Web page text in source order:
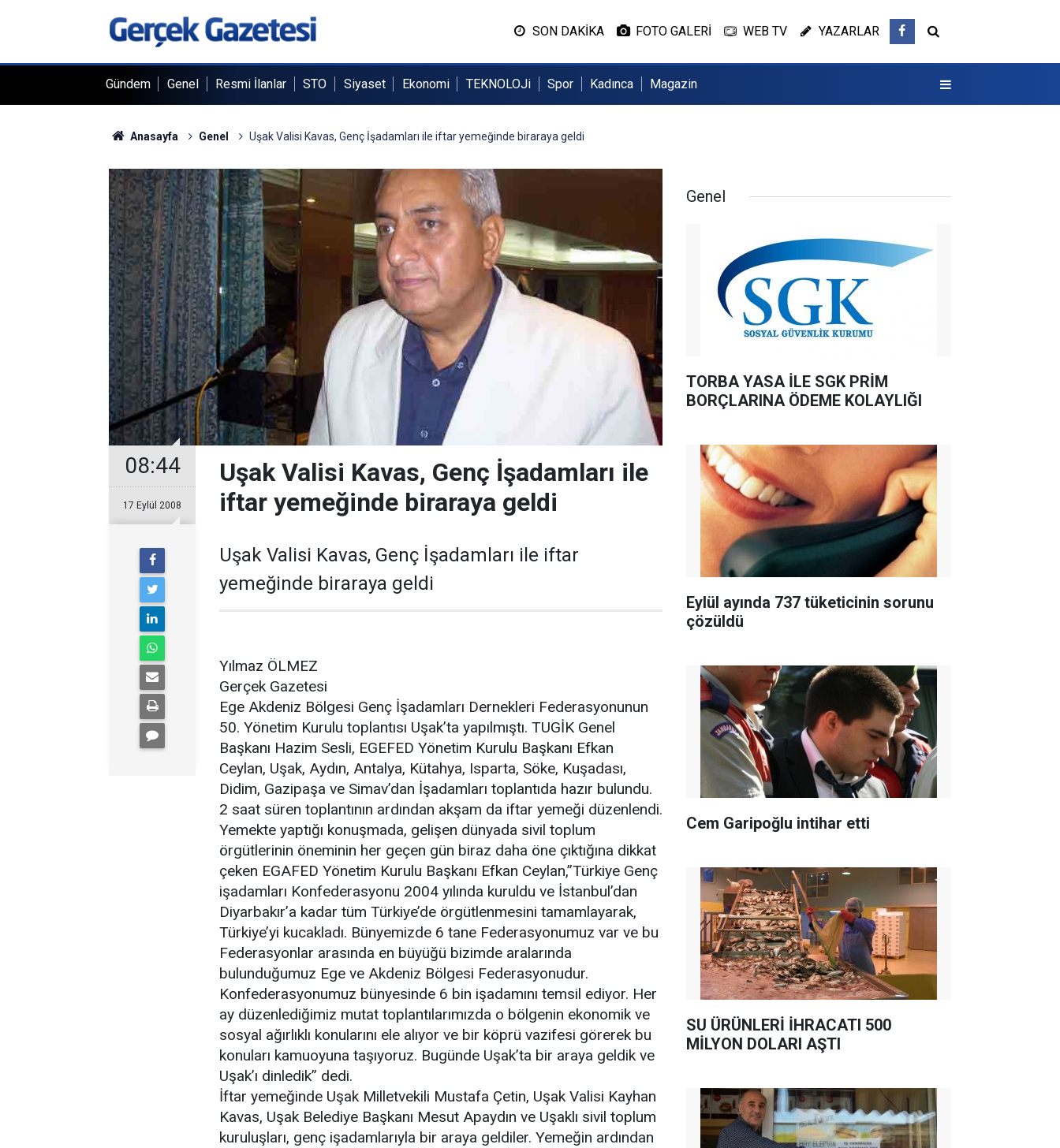
SON DAKİKA FOTO GALERİ WEB TV YAZARLAR
Gündem Genel Resmi İlanlar STO Siyaset Ekonomi TEKNOLOJi Spor Kadınca Magazin
Anasayfa Genel Uşak Valisi Kavas, Genç İşadamları ile iftar yemeğinde biraraya geldi
08:44
17 Eylül 2008
Uşak Valisi Kavas, Genç İşadamları ile
iftar yemeğinde biraraya geldi
Uşak Valisi Kavas, Genç İşadamları ile iftar
yemeğinde biraraya geldi
Yılmaz ÖLMEZ
Gerçek Gazetesi
Ege Akdeniz Bölgesi Genç İşadamları Dernekleri Federasyonunun
50. Yönetim Kurulu toplantısı Uşak’ta yapılmıştı. TUGİK Genel
Başkanı Hazim Sesli, EGEFED Yönetim Kurulu Başkanı Efkan
Ceylan, Uşak, Aydın, Antalya, Kütahya, Isparta, Söke, Kuşadası,
Didim, Gazipaşa ve Simav’dan İşadamları toplantıda hazır bulundu.
2 saat süren toplantının ardından akşam da iftar yemeği düzenlendi.
Yemekte yaptığı konuşmada, gelişen dünyada sivil toplum
örgütlerinin öneminin her geçen gün biraz daha öne çıktığına dikkat
çeken EGAFED Yönetim Kurulu Başkanı Efkan Ceylan,”Türkiye Genç
işadamları Konfederasyonu 2004 yılında kuruldu ve İstanbul’dan
Diyarbakır’a kadar tüm Türkiye’de örgütlenmesini tamamlayarak,
Türkiye’yi kucakladı. Bünyemizde 6 tane Federasyonumuz var ve bu
Federasyonlar arasında en büyüğü bizimde aralarında
bulunduğumuz Ege ve Akdeniz Bölgesi Federasyonudur.
Konfederasyonumuz bünyesinde 6 bin işadamını temsil ediyor. Her
ay düzenlediğimiz mutat toplantılarımızda o bölgenin ekonomik ve
sosyal ağırlıklı konularını ele alıyor ve bir köprü vazifesi görerek bu
konuları kamuoyuna taşıyoruz. Bugünde Uşak’ta bir araya geldik ve
Uşak’ı dinledik” dedi.
İftar yemeğinde Uşak Milletvekili Mustafa Çetin, Uşak Valisi Kayhan
Kavas, Uşak Belediye Başkanı Mesut Apaydın ve Uşaklı sivil toplum
kuruluşları, genç işadamlarıyla bir araya geldiler. Yemeğin ardından
Genel
TORBA YASA İLE SGK PRİM
BORÇLARINA ÖDEME KOLAYLIĞI
Eylül ayında 737 tüketicinin sorunu
çözüldü
Cem Garipoğlu intihar etti
SU ÜRÜNLERİ İHRACATI 500
MİLYON DOLARI AŞTI